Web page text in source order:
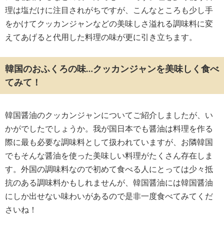
理は塩だけに注目されがちですが、こんなところも少し手
をかけてクッカンジャンなどの美味しさ溢れる調味料に変
えてあげると代用した料理の味が更に引き立ちます。
韓国のおふくろの味…クッカンジャンを美味しく食べ
てみて！
韓国醤油のクッカンジャンについてご紹介しましたが、い
かがでしたでしょうか。我が国日本でも醤油は料理を作る
際に最も必要な調味料として扱われていますが、お隣韓国
でもそんな醤油を使った美味しい料理がたくさん存在しま
す。外国の調味料なので初めて食べる人にとっては少々抵
抗のある調味料かもしれませんが、韓国醤油には韓国醤油
にしか出せない味わいがあるので是非一度食べてみてくだ
さいね！